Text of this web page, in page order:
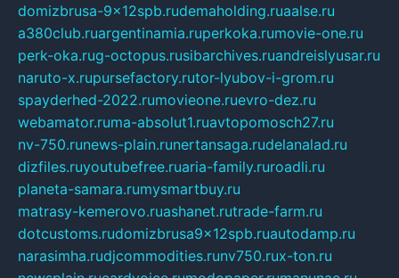
domizbrusa-9x12spb.rudemaholding.ruaalse.ru
a380club.ruargentinamia.ruperkoka.rumovie-one.ru
perk-oka.rug-octopus.rusibarchives.ruandreislyusar.ru
naruto-x.rupursefactory.rutor-lyubov-i-grom.ru
spayderhed-2022.rumovieone.ruevro-dez.ru
webamator.ruma-absolut1.ruavtopomosch27.ru
nv-750.runews-plain.runertansaga.rudelanalad.ru
dizfiles.ruyoutubefree.ruaria-family.ruroadli.ru
planeta-samara.rumysmartbuy.ru
matrasy-kemerovo.ruashanet.rutrade-farm.ru
dotcustoms.rudomizbrusa9x12spb.ruautodamp.ru
narasimha.rudjcommodities.runv750.rux-ton.ru